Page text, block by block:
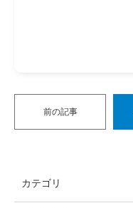
前の記事
カテゴリ